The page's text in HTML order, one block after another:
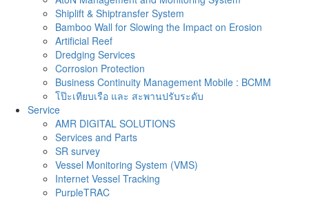
Shiplift & Shiptransfer System
Bamboo Wall for Slowing the Impact on Erosion
Artificial Reef
Dredging Services
Corrosion Protection
Business Continuity Management Mobile : BCMM
โป๊ะเทียบเรือ และ สะพานปรับระดับ
Service
AMR DIGITAL SOLUTIONS
Services and Parts
SR survey
Vessel Monitoring System (VMS)
Internet Vessel Tracking
PurpleTRAC